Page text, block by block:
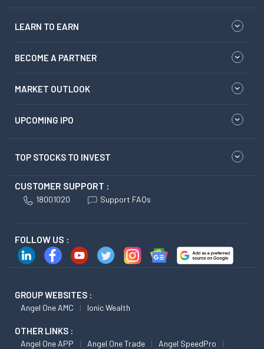
LEARN TO EARN
BECOME A PARTNER
MARKET OUTLOOK
UPCOMING IPO
TOP STOCKS TO INVEST
CUSTOMER SUPPORT :
18001020 Support FAQs
FOLLOW US :
GROUP WEBSITES :
Angel One AMC Ionic Wealth
OTHER LINKS :
Angel One APP Angel One Trade
Angel SpeedPro